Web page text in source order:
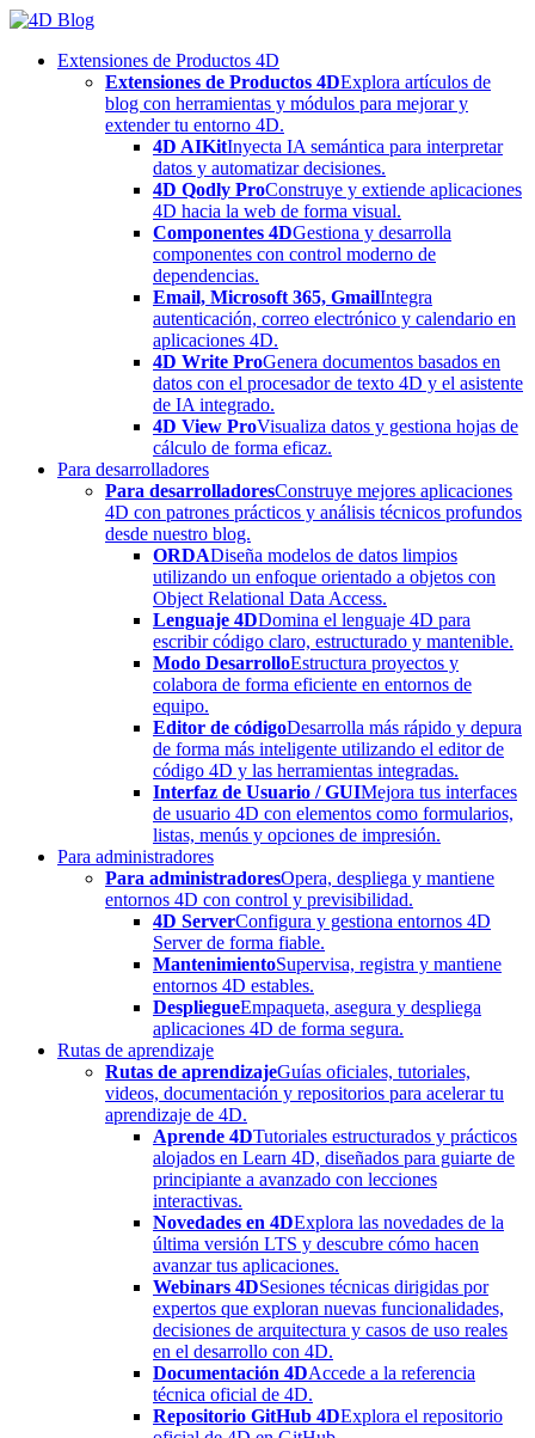
Skip
contentExtensiones de Productos 4D
Extensiones de Productos 4DExplora artículos de
blog con herramientas y módulos para mejorar y
extender tu entorno 4D.
4D AIKitInyecta IA semántica para interpretar
datos y automatizar decisiones.
4D Qodly ProConstruye y extiende aplicaciones
4D hacia la web de forma visual.
Componentes 4DGestiona y desarrolla
componentes con control moderno de
dependencias.
Email, Microsoft 365, GmailIntegra
autenticación, correo electrónico y calendario en
aplicaciones 4D.
4D Write ProGenera documentos basados en
datos con el procesador de texto 4D y el asistente
de IA integrado.
4D View ProVisualiza datos y gestiona hojas de
cálculo de forma eficaz.
Para desarrolladores
Para desarrolladoresConstruye mejores aplicaciones
4D con patrones prácticos y análisis técnicos profundos
desde nuestro blog.
ORDADiseña modelos de datos limpios
utilizando un enfoque orientado a objetos con
Object Relational Data Access.
Lenguaje 4DDomina el lenguaje 4D para
escribir código claro, estructurado y mantenible.
Modo DesarrolloEstructura proyectos y
colabora de forma eficiente en entornos de
equipo.
Editor de códigoDesarrolla más rápido y depura
de forma más inteligente utilizando el editor de
código 4D y las herramientas integradas.
Interfaz de Usuario / GUIMejora tus interfaces
de usuario 4D con elementos como formularios,
listas, menús y opciones de impresión.
Para administradores
Para administradoresOpera, despliega y mantiene
entornos 4D con control y previsibilidad.
4D ServerConfigura y gestiona entornos 4D
Server de forma fiable.
MantenimientoSupervisa, registra y mantiene
entornos 4D estables.
DespliegueEmpaqueta, asegura y despliega
aplicaciones 4D de forma segura.
Rutas de aprendizaje
Rutas de aprendizajeGuías oficiales, tutoriales,
videos, documentación y repositorios para acelerar tu
aprendizaje de 4D.
Aprende 4DTutoriales estructurados y prácticos
alojados en Learn 4D, diseñados para guiarte de
principiante a avanzado con lecciones
interactivas.
Novedades en 4DExplora las novedades de la
última versión LTS y descubre cómo hacen
avanzar tus aplicaciones.
Webinars 4DSesiones técnicas dirigidas por
expertos que exploran nuevas funcionalidades,
decisiones de arquitectura y casos de uso reales
en el desarrollo con 4D.
Documentación 4DAccede a la referencia
técnica oficial de 4D.
Repositorio GitHub 4DExplora el repositorio